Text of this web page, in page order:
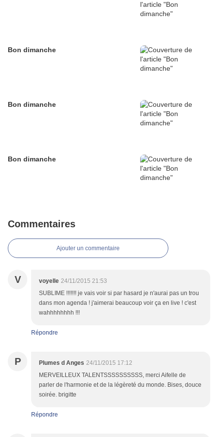
Bon dimanche
Bon dimanche
Bon dimanche
Commentaires
Ajouter un commentaire
V voyelle 24/11/2015 21:53
SUBLIME !!!!!!! je vais voir si par hasard je n'aurai pas un trou
dans mon agenda ! j'aimerai beaucoup voir ça en live ! c'est
wahhhhhhhh !!!
Répondre
P Plumes d Anges 24/11/2015 17:12
MERVEILLEUX TALENTSSSSSSSSSS, merci Aifelle de
parler de l'harmonie et de la légèreté du monde. Bises, douce
soirée. brigitte
Répondre